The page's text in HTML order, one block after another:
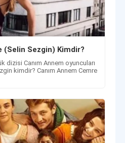
(Selin Sezgin) Kimdir?
dizisi Canım Annem oyuncuları
kimdir? Canım Annem Cemre